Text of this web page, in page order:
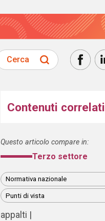
Cerca
Contenuti correlati
Questo articolo compare in:
Terzo settore
Normativa nazionale
Punti di vista
appalti